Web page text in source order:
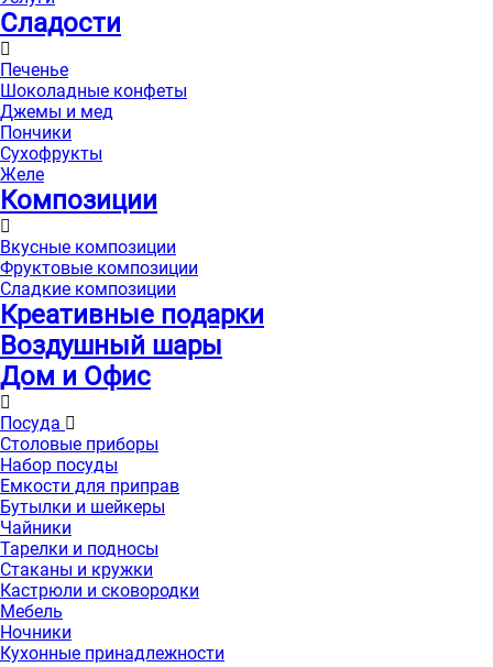
Сладости
Печенье
Шоколадные конфеты
Джемы и мед
Пончики
Сухофрукты
Желе
Композиции
Вкусные композиции
Фруктовые композиции
Сладкие композиции
Креативные подарки
Воздушный шары
Дом и Офис
Посуда
Столовые приборы
Набор посуды
Емкости для приправ
Бутылки и шейкеры
Чайники
Тарелки и подносы
Стаканы и кружки
Кастрюли и сковородки
Мебель
Ночники
Кухонные принадлежности